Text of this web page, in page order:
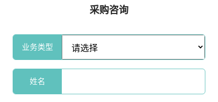
采购咨询
业务类型
姓名